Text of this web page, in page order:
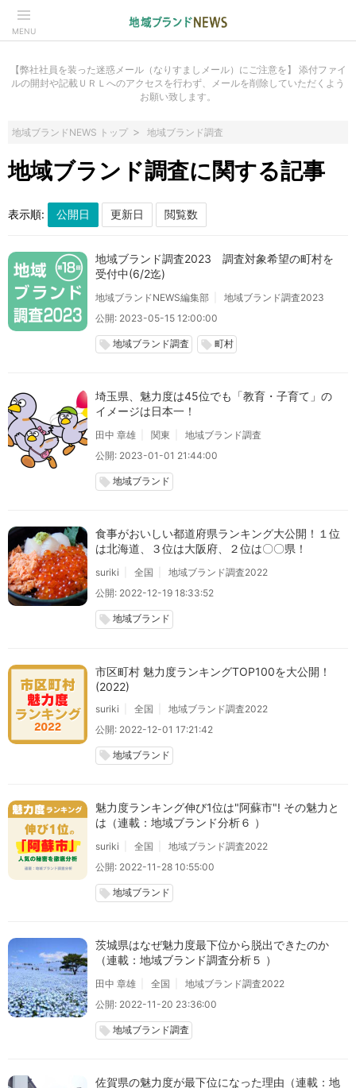
MENU
【弊社社員を装った迷惑メール（なりすましメール）にご注意を】 添付ファイ
ルの開封や記載ＵＲＬへのアクセスを行わず、メールを削除していただくよう
お願い致します。
地域ブランドNEWS トップ 地域ブランド調査
地域ブランド調査に関する記事
表示順:
地域ブランド調査2023 調査対象希望の町村を
受付中(6/2迄)
地域ブランドNEWS編集部
地域ブランド調査2023
公開: 2023-05-15 12:00:00
local_offer 地域ブランド調査 local_offer 町村
埼玉県、魅力度は45位でも「教育・子育て」の
イメージは日本一！
田中 章雄 関東
地域ブランド調査
公開: 2023-01-01 21:44:00
local_offer 地域ブランド
食事がおいしい都道府県ランキング大公開！１位
は北海道、３位は大阪府、２位は〇〇県！
suriki 全国
地域ブランド調査2022
公開: 2022-12-19 18:33:52
local_offer 地域ブランド
市区町村 魅力度ランキングTOP100を大公開！
(2022)
suriki 全国
地域ブランド調査2022
公開: 2022-12-01 17:21:42
local_offer 地域ブランド
魅力度ランキング伸び1位は"阿蘇市"! その魅力と
は（連載：地域ブランド分析６ ）
suriki 全国
地域ブランド調査2022
公開: 2022-11-28 10:55:00
local_offer 地域ブランド
茨城県はなぜ魅力度最下位から脱出できたのか
（連載：地域ブランド調査分析５ ）
田中 章雄 全国
地域ブランド調査2022
公開: 2022-11-20 23:36:00
local_offer 地域ブランド調査
佐賀県の魅力度が最下位になった理由（連載：地